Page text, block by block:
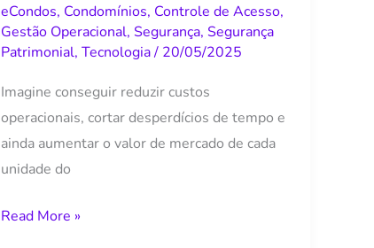
eCondos, Condomínios, Controle de Acesso,
Gestão Operacional, Segurança, Segurança
Patrimonial, Tecnologia/ 20/05/2025
Imagine conseguir reduzir custos
operacionais, cortar desperdícios de tempo e
ainda aumentar o valor de mercado de cada
unidade do
imóveis:
inovação
eficiência
Read More »